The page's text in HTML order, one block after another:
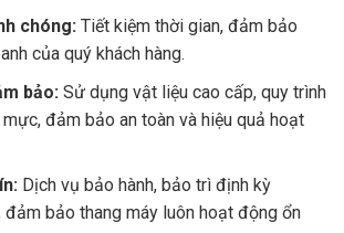
chóng:Tiết kiệm thời gian, đảm bảo
của quý khách hàng.
bảo: Sử dụng vật liệu cao cấp, quy trình
đảm bảo an toàn và hiệu quả hoạt
Dịch vụ bảo hành, bảo trì định kỳ
đảm bảo thang máy luôn hoạt động ổn